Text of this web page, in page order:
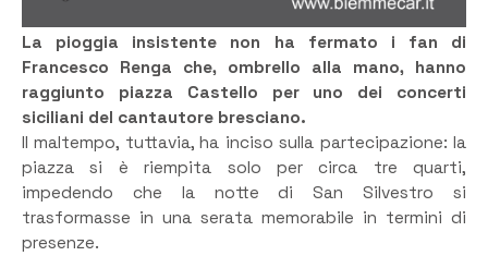
La pioggia insistente non ha fermato i fan di
Francesco Renga che, ombrello alla mano, hanno
raggiunto piazza Castello per uno dei concerti
siciliani del cantautore bresciano.
Il maltempo, tuttavia, ha inciso sulla partecipazione: la
piazza si è riempita solo per circa tre quarti,
impedendo che la notte di San Silvestro si
trasformasse in una serata memorabile in termini di
presenze.